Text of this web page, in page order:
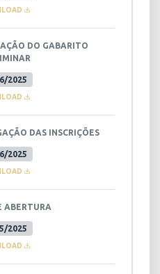
2025
DO GABARITO
2025
DAS INSCRIÇÕES
2025
ABERTURA